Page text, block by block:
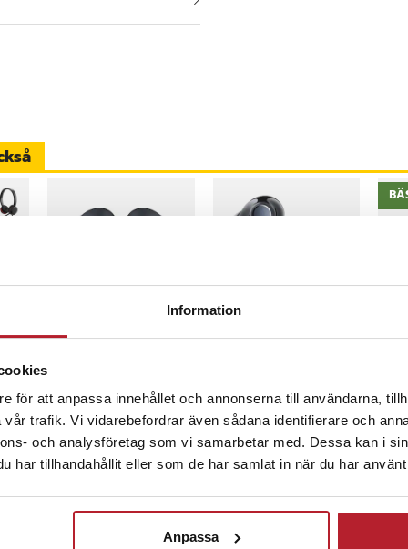
Information
för att anpassa innehållet och annonserna till användarna,
trafik. Vi vidarebefordrar även sådana identifierare och
och analysföretag som vi samarbetar med. Dessa kan i
har tillhandahållit eller som de har samlat in när du har
Anpassa
mm
181143
1-2 vardagar
Samsung Galaxy
Nuvarande pris:
979 krTidigare pris:
1 699 kr
979 kr 1 699 kr
I lager, levereras inom 1-2 vardagar
Köp
Trådlösa TWS-
Pris:899 kr
899 kr
Just nu har vi bara 3 kvar av
Köp
3
3
3
I